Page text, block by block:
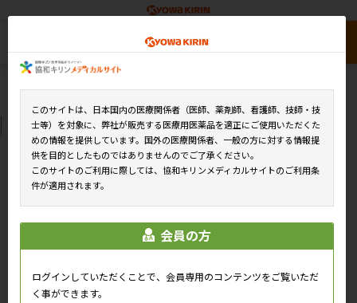
このサイトは、日本国内の医療関係者（医師、薬剤師、看護師、技師・技
士等）を対象に、弊社が販売する医療用医薬品を適正にご使用いただくた
めの情報を提供しています。国外の医療関係者、一般の方に対する情報提
供を目的としたものではありませんのでご了承ください。
このサイトのご利用に際しては、協和キリンメディカルサイトのご利用条
件が適用されます。
会員の方
ログインしていただくことで、会員専用のコンテンツをご覧いただ
く事ができます。